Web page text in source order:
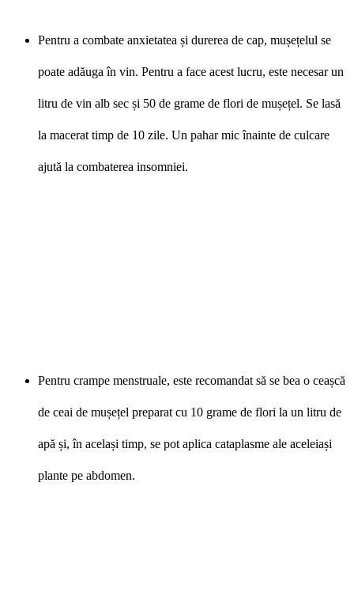
Pentru a combate anxietatea și durerea de cap, mușețelul se
poate adăuga în vin. Pentru a face acest lucru, este necesar un
litru de vin alb sec și 50 de grame de flori de mușețel. Se lasă
la macerat timp de 10 zile. Un pahar mic înainte de culcare
ajută la combaterea insomniei.
Pentru crampe menstruale, este recomandat să se bea o ceașcă
de ceai de mușețel preparat cu 10 grame de flori la un litru de
apă și, în același timp, se pot aplica cataplasme ale aceleiași
plante pe abdomen.